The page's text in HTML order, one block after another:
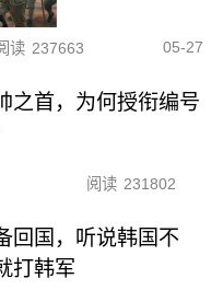
读 237663 05-27
之首，为何授衔编号
阅读 231802
回国，听说韩国不
打韩军